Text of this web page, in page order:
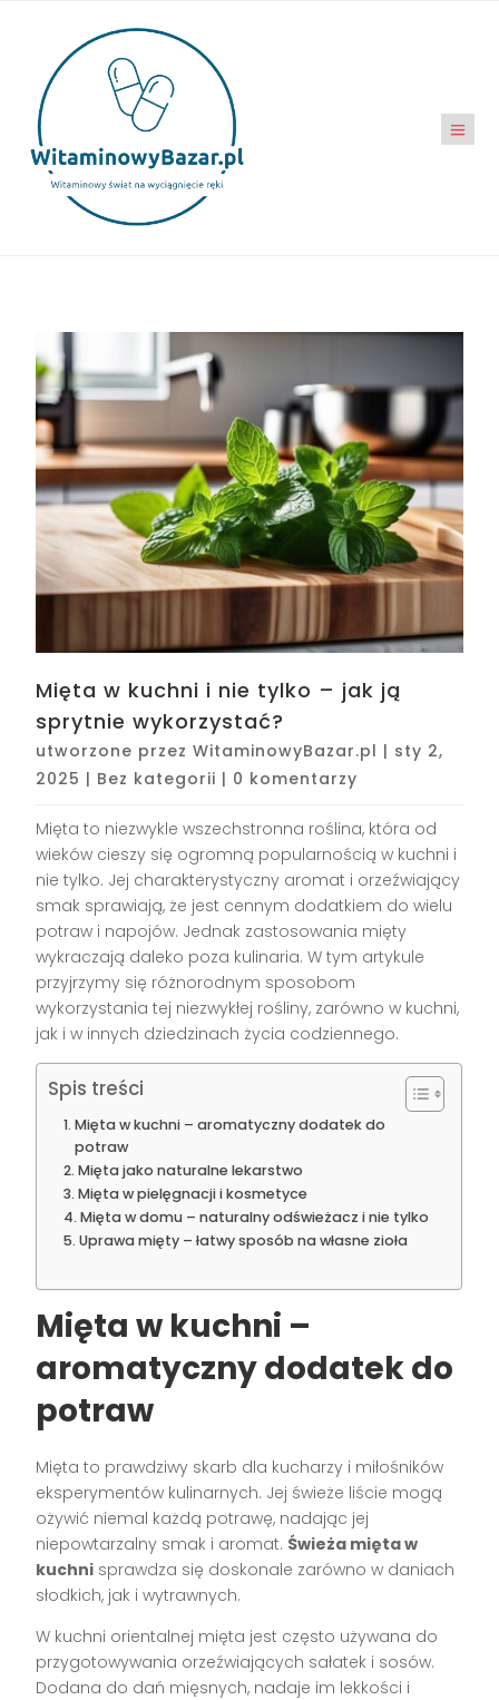
Mięta w kuchni i nie tylko – jak ją
sprytnie wykorzystać?
utworzone przezWitaminowyBazar.pl | sty 2,
2025 | Bez kategorii | 0 komentarzy
Mięta to niezwykle wszechstronna roślina, która od
wieków cieszy się ogromną popularnością w kuchni i
nie tylko. Jej charakterystyczny aromat i orzeźwiający
smak sprawiają, że jest cennym dodatkiem do wielu
potraw i napojów. Jednak zastosowania mięty
wykraczają daleko poza kulinaria. W tym artykule
przyjrzymy się różnorodnym sposobom
wykorzystania tej niezwykłej rośliny, zarówno w kuchni,
jak i w innych dziedzinach życia codziennego.
Spis treści
Mięta w kuchni – aromatyczny dodatek do
potraw
Mięta jako naturalne lekarstwo
Mięta w pielęgnacji i kosmetyce
Mięta w domu – naturalny odświeżacz i nie tylko
Uprawa mięty – łatwy sposób na własne zioła
Mięta w kuchni –
aromatyczny dodatek do
potraw
Mięta to prawdziwy skarb dla kucharzy i miłośników
eksperymentów kulinarnych. Jej świeże liście mogą
ożywić niemal każdą potrawę, nadając jej
niepowtarzalny smak i aromat. Świeża mięta w
kuchni sprawdza się doskonale zarówno w daniach
słodkich, jak i wytrawnych.
W kuchni orientalnej mięta jest często używana do
przygotowywania orzeźwiających sałatek i sosów.
Dodana do dań mięsnych, nadaje im lekkości i